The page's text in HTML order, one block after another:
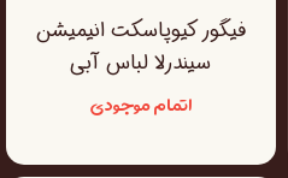
فیگور کیوپاسکت انیمیشن
سیندرلا لباس آبی
اتمام موجودی